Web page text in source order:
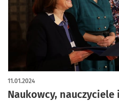
Naukowcy, nauczyciele
11.01.2024
artykuł z galerią zdjęć